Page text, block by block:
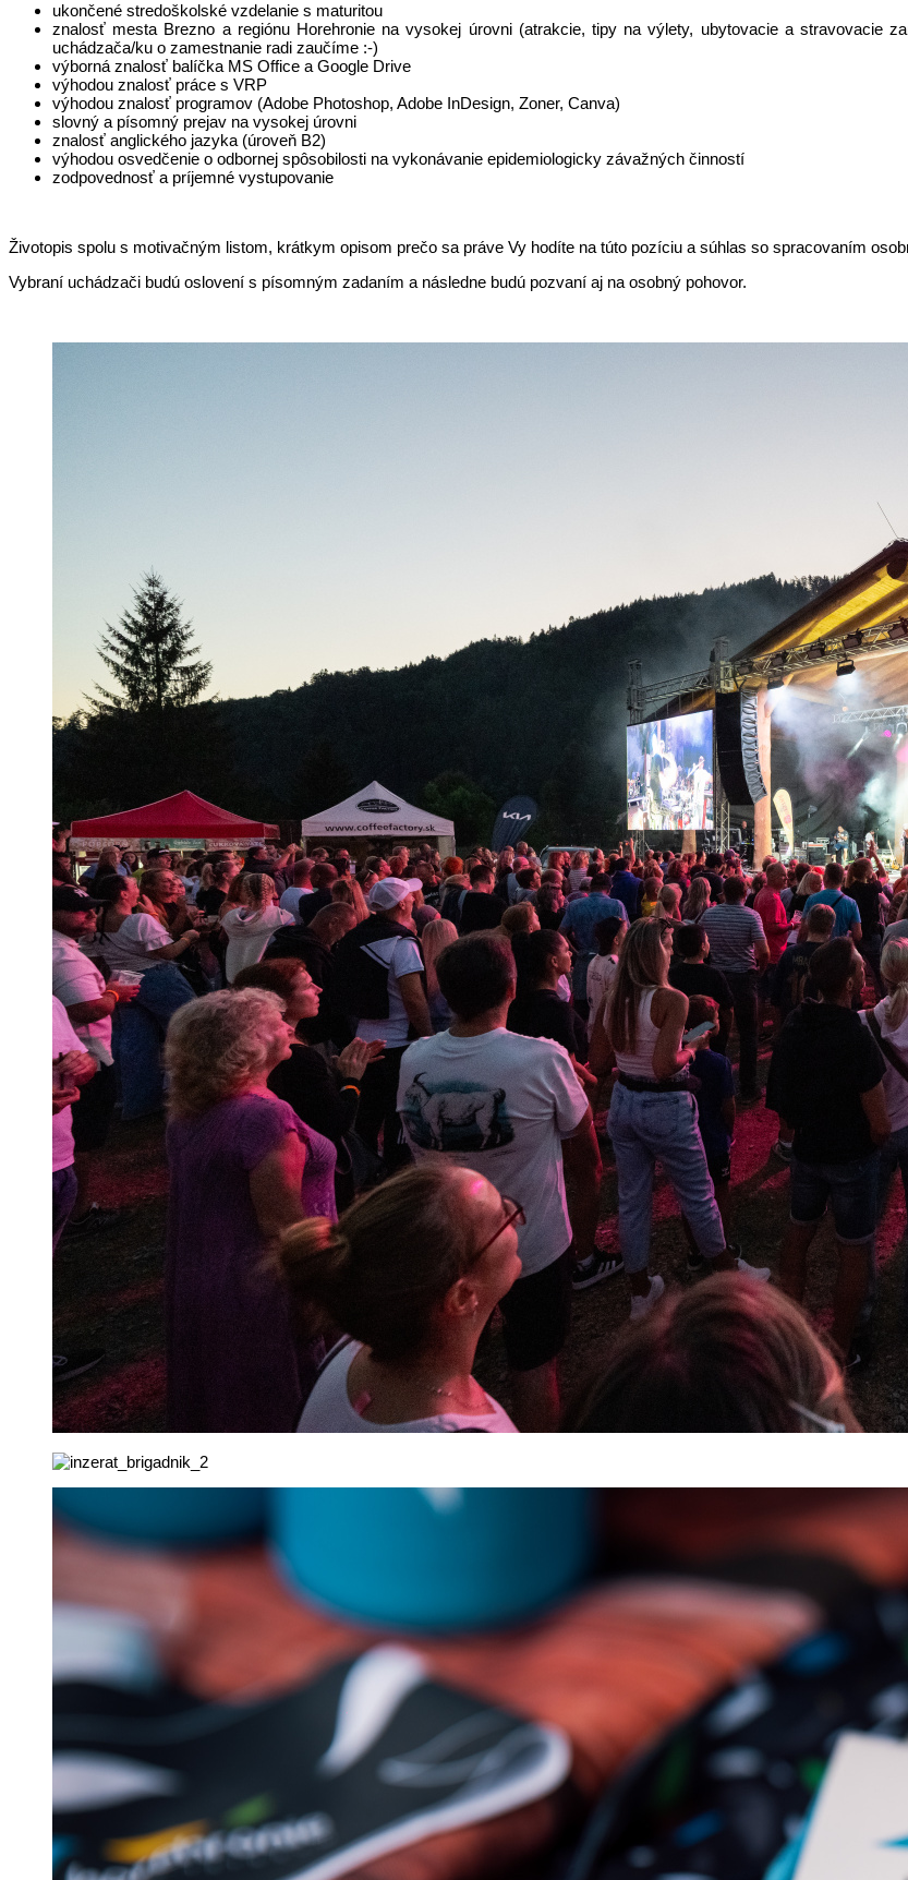
ukončené stredoškolské vzdelanie s maturitou
znalosť mesta Brezno a regiónu Horehronie na vysokej úrovni (atrakcie, tipy na výlety, ubytovacie a stravovacie
uchádzača/ku o zamestnanie radi zaučíme :-)
výborná znalosť balíčka MS Office a Google Drive
výhodou znalosť práce s VRP
výhodou znalosť programov (Adobe Photoshop, Adobe InDesign, Zoner, Canva)
slovný a písomný prejav na vysokej úrovni
znalosť anglického jazyka (úroveň B2)
výhodou osvedčenie o odbornej spôsobilosti na vykonávanie epidemiologicky závažných činností
zodpovednosť a príjemné vystupovanie
Životopis spolu s motivačným listom, krátkym opisom prečo sa práve Vy hodíte na túto pozíciu a súhlas so spracovaním
Vybraní uchádzači budú oslovení s písomným zadaním a následne budú pozvaní aj na osobný pohovor.